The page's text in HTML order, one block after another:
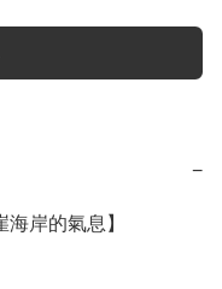
−
岸的氣息】